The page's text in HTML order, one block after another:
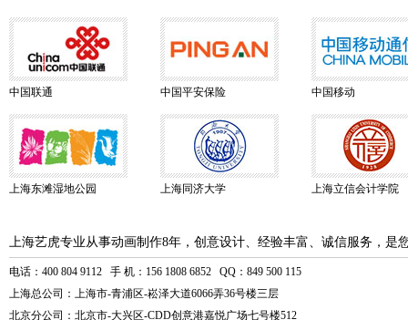
中国联通 中国平安保险 中国移动
上海东滩湿地公园 上海同济大学 上海立信会计学院
上海艺虎专业从事动画制作8年，创意设计、经验丰富、诚信服务，是
电话：400 804 9112 手 机：156 1808 6852 QQ：849 500 115
上海总公司：上海市-青浦区-崧泽大道6066弄36号楼三层
北京分公司：北京市-大兴区-CDD创意港嘉悦广场七号楼512